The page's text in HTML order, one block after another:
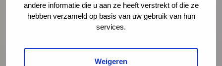
andere informatie die u aan ze heeft verstrekt of die ze
hebben verzameld op basis van uw gebruik van hun
services.
Weigeren